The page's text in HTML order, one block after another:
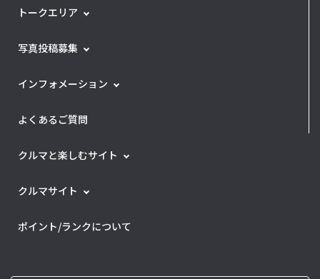
トークエリア
写真投稿募集
インフォメーション
よくあるご質問
クルマと楽しむサイト
クルマサイト
ポイント/ランクについて